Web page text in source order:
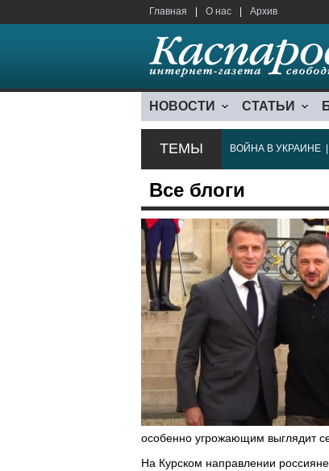
Главная О нас Архив
НОВОСТИ СТАТЬИ
ТЕМЫ ВОЙНА В УКРАИНЕ
Все блоги
особенно угрожающим выглядит
На Курском направлении